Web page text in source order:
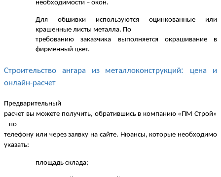
необходимости – окон.
Для обшивки используются оцинкованные или
крашенные листы металла. По
требованию заказчика выполняется окрашивание в
фирменный цвет.
Строительство ангара из металлоконструкций: цена и
онлайн-расчет
Предварительный
расчет вы можете получить, обратившись в компанию «ПМ Строй»
– по
телефону или через заявку на сайте. Нюансы, которые необходимо
указать:
площадь склада;